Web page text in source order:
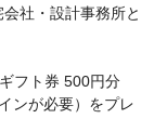
社・設計事務所と
フト券 500円分
ンが必要）をプレ